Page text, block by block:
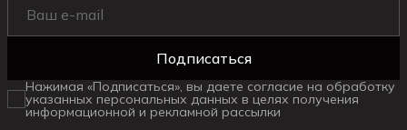
Подписаться
Нажимая «Подписаться», вы даете согласие на обработку
указанных персональных данных в целях получения
информационной и рекламной рассылки